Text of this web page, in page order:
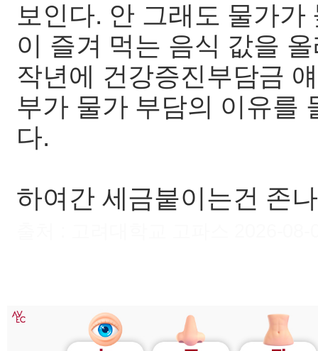
보인다. 안 그래도 물가
이 즐겨 먹는 음식 값을
작년에 건강증진부담금
부가 물가 부담의 이유를
다.
하여간 세금붙이는건 존